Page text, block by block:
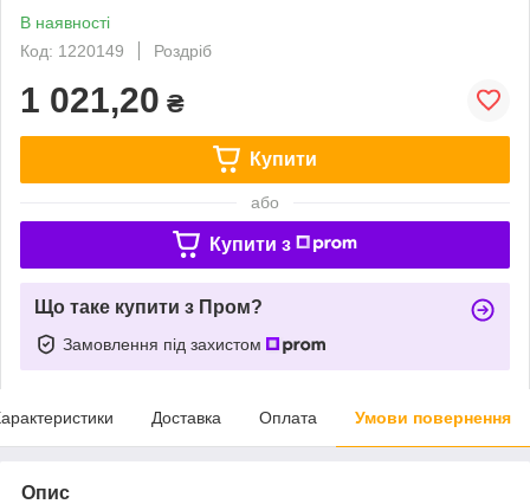
В наявності
Код: 1220149
Роздріб
1 021,20 ₴
Купити
або
Купити з
Що таке купити з Пром?
Замовлення під захистом
Доставка Оплата Умови повернення
Опис